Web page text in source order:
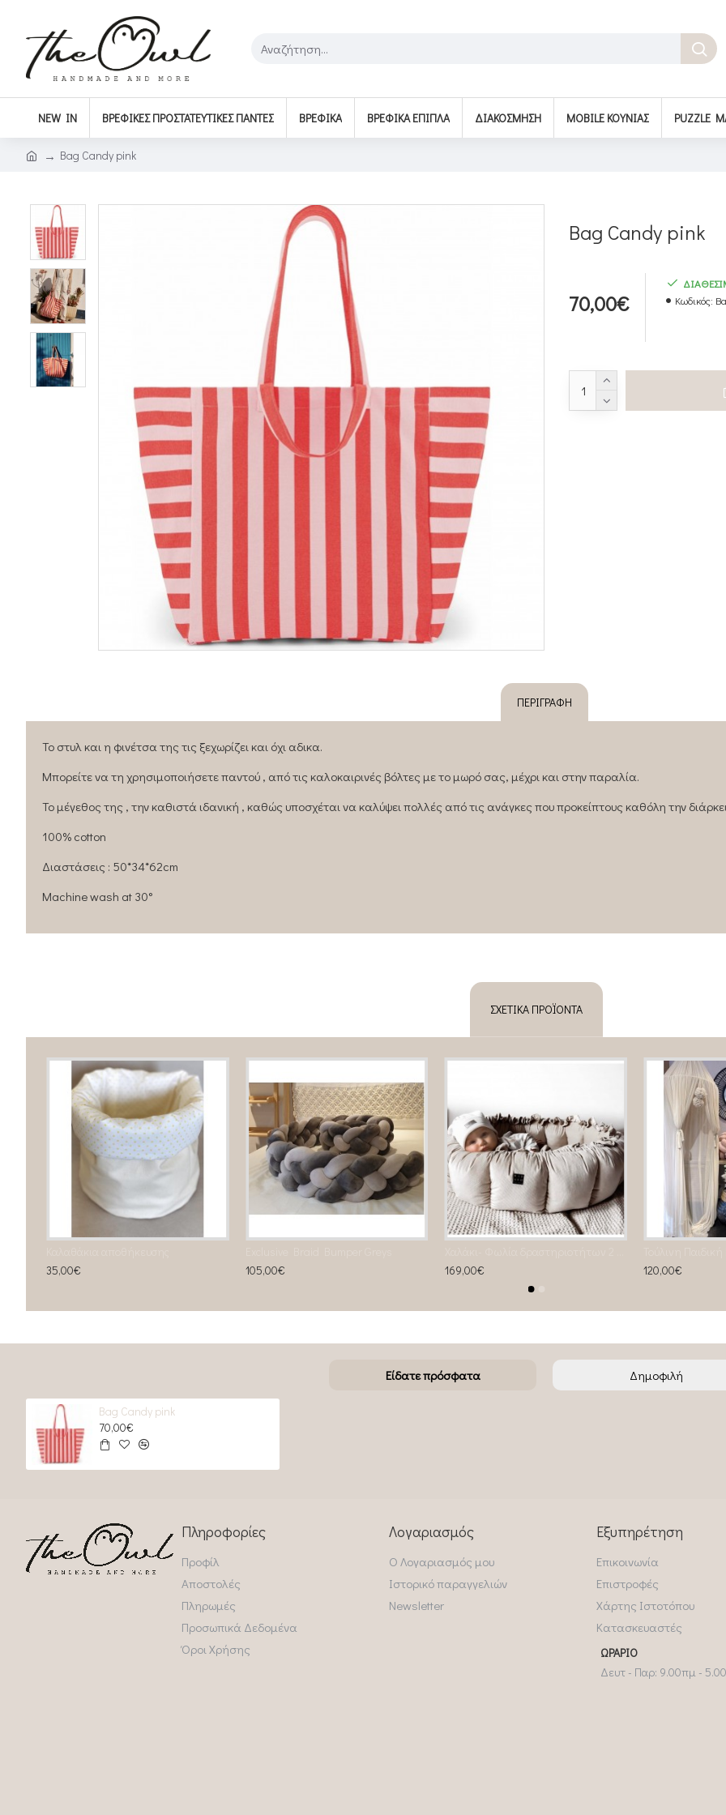
NEW IN ΒΡΕΦΙΚΈΣ ΠΡΟΣΤΑΤΕΥΤΙΚΈΣ ΠΆΝΤΕΣ ΒΡΕΦΙΚΆ BΡΕΦΙΚΆ ΈΠΙΠΛΑ ΔΙΑΚΌΣΜΗΣΗ MOBILE ΚΟΎΝΙΑΣ PUZZLE
Bag Candy pink
Bag Candy pink
70,00€
Κωδικός:
ΠΕΡΙΓΡΑΦΉ
Το στυλ και η φινέτσα της τις ξεχωρίζει και όχι αδικα.
Μπορείτε να τη χρησιμοποιήσετε παντού , από τις καλοκαιρινές βόλτες με το μωρό σας, μέχρι και στην παραλία.
Το μέγεθος της , την καθιστά ιδανική , καθώς υποσχέται να καλύψει πολλές από τις ανάγκες που προκείπτους καθόλη την
100% cotton
Διαστάσεις : 50*34*62cm
Machine wash at 30°
ΣΧΕΤΙΚΆ ΠΡΟΪΌΝΤΑ
35,00€
105,00€
169,00€
120,00€
Είδατε πρόσφατα Δημοφιλή
Bag Candy pink
70,00€
Πληροφορίες
Προφίλ
Αποστολές
Πληρωμές
Προσωπικά Δεδομένα
Όροι Χρήσης
Λογαριασμός
Ο Λογαριασμός μου
Ιστορικό παραγγελιών
Newsletter
Εξυπηρέτηση
Επικοινωνία
Επιστροφές
Χάρτης Ιστοτόπου
Κατασκευαστές
ΩΡΆΡΙΟ
Δευτ - Παρ: 9.00πμ -